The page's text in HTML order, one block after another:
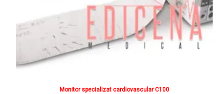
Monitor specializat cardiovascular C100